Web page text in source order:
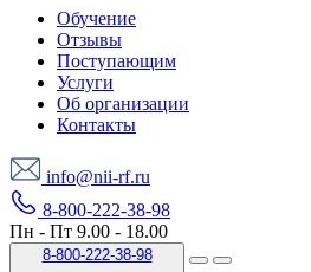
Обучение
Отзывы
Поступающим
Услуги
Об организации
Контакты
info@nii-rf.ru
8-800-222-38-98
Пн - Пт 9.00 - 18.00
8-800-222-38-98